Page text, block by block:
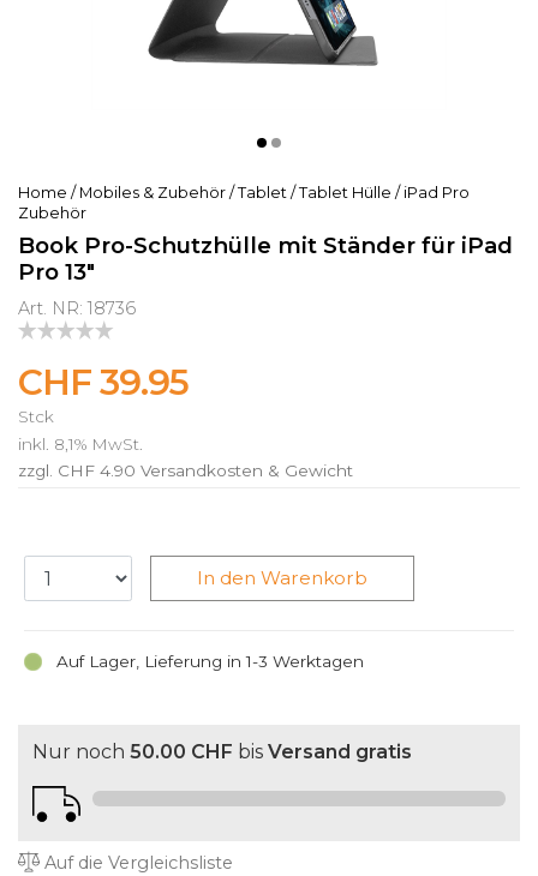
Home / Mobiles & Zubehör / Tablet / Tablet Hülle / iPad Pro
Zubehör
Book Pro-Schutzhülle mit Ständer für iPad
Pro 13"
Art. NR: 18736
CHF 39.95
Stck
inkl. 8,1% MwSt.
zzgl. CHF 4.90 Versandkosten & Gewicht
Auf Lager, Lieferung in 1-3 Werktagen
In den Warenkorb
Nur noch 50.00 CHF bis Versand gratis
Auf die Vergleichsliste